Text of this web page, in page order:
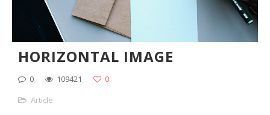
HORIZONTAL IMAGE
0 109421
0
Article